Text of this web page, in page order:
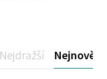
Nejdražší Nejnovější